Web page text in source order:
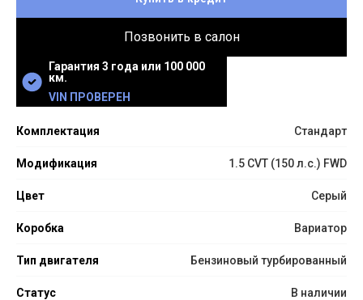
Гарантия 3 года или 100 000
км.
VIN ПРОВЕРЕН
Комплектация Стандарт
Модификация 1.5 CVT (150 л.с.) FWD
Цвет Серый
Коробка Вариатор
Тип двигателя Бензиновый турбированный
Статус В наличии
Позвонить в салон